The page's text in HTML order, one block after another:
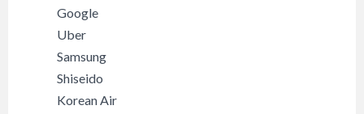
Google
Uber
Samsung
Shiseido
Korean Air